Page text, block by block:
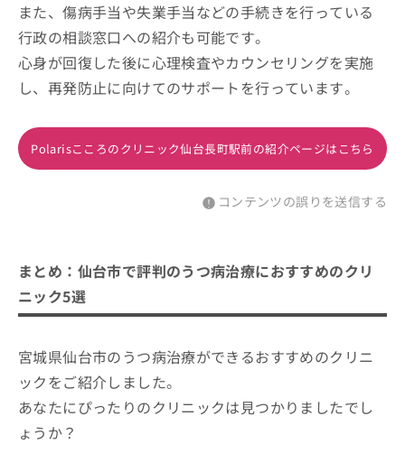
また、傷病手当や失業手当などの手続きを行っている
行政の相談窓口への紹介も可能です。
心身が回復した後に心理検査やカウンセリングを実施
し、再発防止に向けてのサポートを行っています。
Polarisこころのクリニック仙台長町駅前の紹介ページはこちら
コンテンツの誤りを送信する
まとめ：仙台市で評判のうつ病治療におすすめのクリ
ニック5選
宮城県仙台市のうつ病治療ができるおすすめのクリニ
ックをご紹介しました。
あなたにぴったりのクリニックは見つかりましたでし
ょうか？